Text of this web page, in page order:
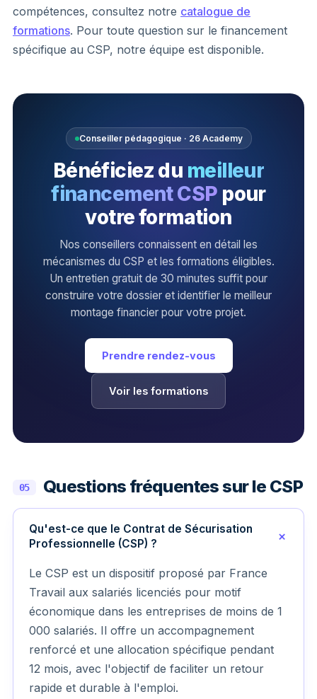
compétences, consultez notre catalogue de
formations. Pour toute question sur le financement
spécifique au CSP, notre équipe est disponible.
Conseiller pédagogique · 26 Academy
Bénéficiez du meilleur
financement CSP pour
votre formation
Nos conseillers connaissent en détail les
mécanismes du CSP et les formations éligibles.
Un entretien gratuit de 30 minutes suffit pour
construire votre dossier et identifier le meilleur
montage financier pour votre projet.
Prendre rendez-vous
Voir les formations
05 Questions fréquentes sur le CSP
Qu'est-ce que le Contrat de Sécurisation
Professionnelle (CSP) ?
Le CSP est un dispositif proposé par France
Travail aux salariés licenciés pour motif
économique dans les entreprises de moins de 1
000 salariés. Il offre un accompagnement
renforcé et une allocation spécifique pendant
12 mois, avec l'objectif de faciliter un retour
rapide et durable à l'emploi.